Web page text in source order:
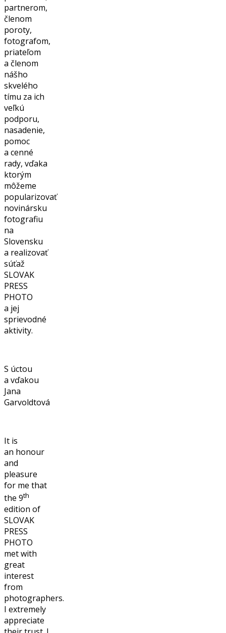
partnerom,
členom
poroty,
fotografom,
priateľom
a členom
nášho
skvelého
tímu za ich
veľkú
podporu,
nasadenie,
pomoc
a cenné
rady, vďaka
ktorým
môžeme
popularizovať
novinársku
fotografiu
na
Slovensku
a realizovať
súťaž
SLOVAK
PRESS
PHOTO
a jej
sprievodné
aktivity.
S úctou
a vďakou
Jana
Garvoldtová
It is
an honour
and
pleasure
for me that
the 9th
edition of
SLOVAK
PRESS
PHOTO
met with
great
interest
from
photographers.
I extremely
appreciate